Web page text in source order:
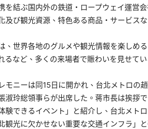
を結ぶ国内外の鉄道・ロープウェイ運営
及び観光資源、特色ある商品・サービス
、世界各地のグルメや観光情報を楽しめ
るなど、多くの来場者で賑わいを見せてい
モニーは同15日に開かれ、台北メトロの
淑玲総領事らが出席した。蒋市長は挨拶
験できるイベント」と紹介し、台北メト
観光に欠かせない重要な交通インフラ」